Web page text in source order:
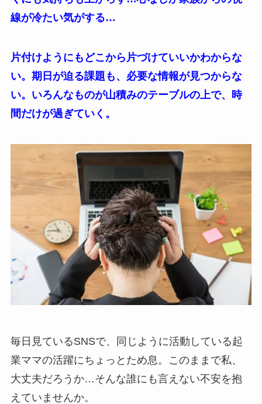
線が冷たい気がする…
片付けようにもどこから片づけていいかわからな
い。期日が迫る課題も、必要な情報が見つからな
い。いろんなものが山積みのテーブルの上で、時
間だけが過ぎていく。
毎日見ているSNSで、同じように活動している起
業ママの活躍にちょっとため息。このままで私、
大丈夫だろうか…そんな誰にも言えない不安を抱
えていませんか。